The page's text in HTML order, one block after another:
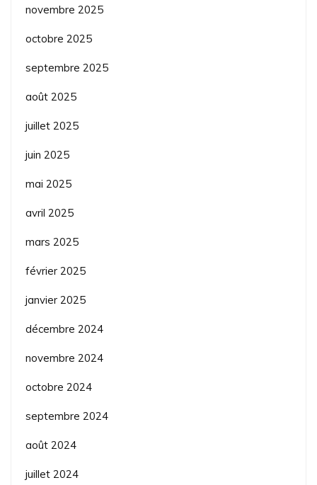
novembre 2025
octobre 2025
septembre 2025
août 2025
juillet 2025
juin 2025
mai 2025
avril 2025
mars 2025
février 2025
janvier 2025
décembre 2024
novembre 2024
octobre 2024
septembre 2024
août 2024
juillet 2024